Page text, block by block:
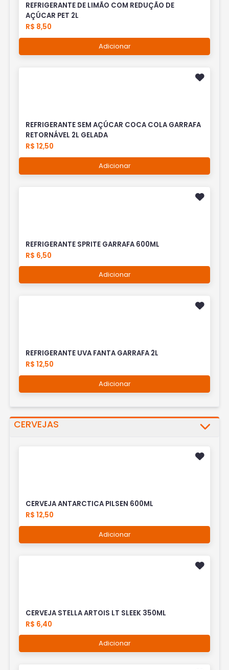
REFRIGERANTE DE LIMÃO COM REDUÇÃO DE
AÇÚCAR PET 2L
R$ 8,50
Adicionar
REFRIGERANTE SEM AÇÚCAR COCA COLA GARRAFA
RETORNÁVEL 2L GELADA
R$ 12,50
Adicionar
REFRIGERANTE SPRITE GARRAFA 600ML
R$ 6,50
Adicionar
REFRIGERANTE UVA FANTA GARRAFA 2L
R$ 12,50
Adicionar
CERVEJAS
CERVEJA ANTARCTICA PILSEN 600ML
R$ 12,50
Adicionar
CERVEJA STELLA ARTOIS LT SLEEK 350ML
R$ 6,40
Adicionar